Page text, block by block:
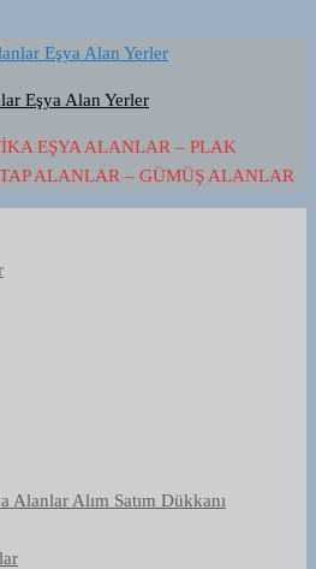
Eşya Alan Yerler
EŞYA ALANLAR – PLAK
ALANLAR – GÜMÜŞ ALANLAR
Alım Satım Dükkanı